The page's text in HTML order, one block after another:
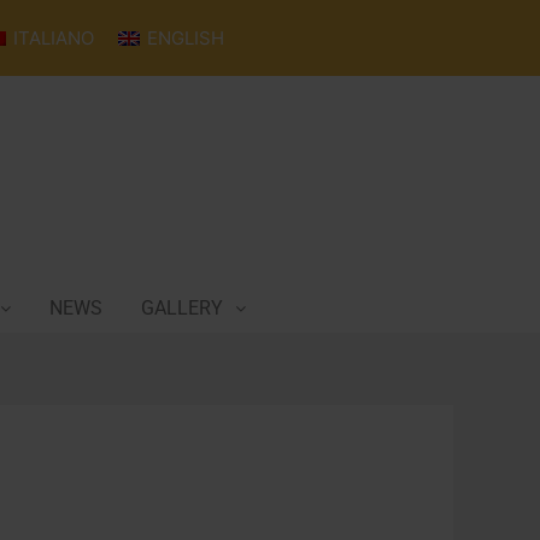
ITALIANO ENGLISH
NEWS GALLERY